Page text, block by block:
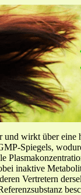
wirkt über eine
Spiegels,
inaktive
Vertretern